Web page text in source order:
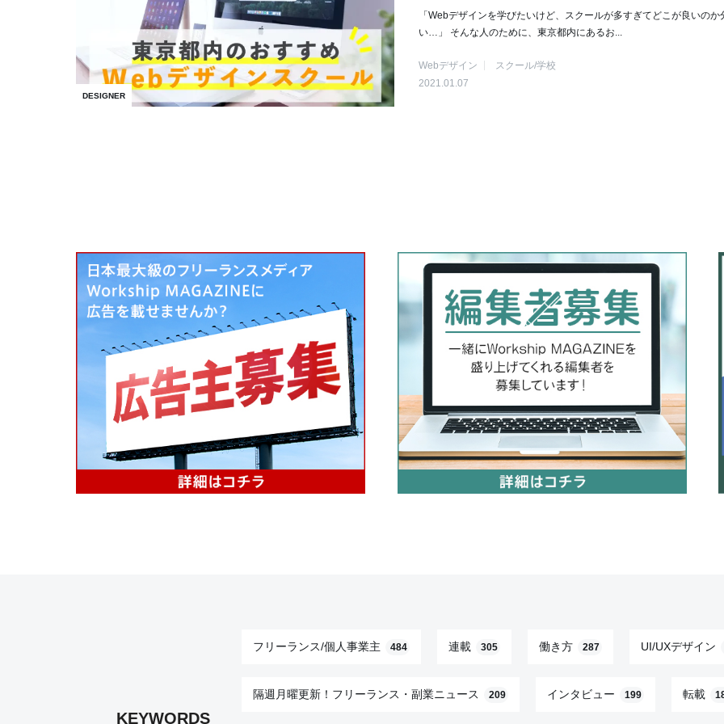
DESIGNER
「Webデザインを学びたいけど、スクールが多すぎてどこが良いのか
い…」 そんな人のために、東京都内にあるお...
Webデザイン
スクール/学校
2021.01.07
KEYWORDS
フリーランス/個人事業主 484 連載 305 働き方 287 UI/UXデザイン
隔週月曜更新！フリーランス・副業ニュース 209 インタビュー 199 転載